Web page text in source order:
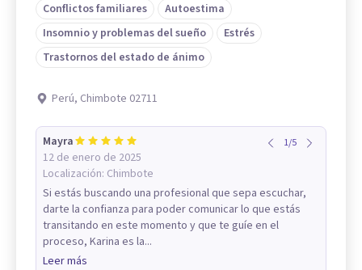
Conflictos familiares
Autoestima
Insomnio y problemas del sueño
Estrés
Trastornos del estado de ánimo
Perú, Chimbote 02711
Mayra
12 de enero de 2025
Localización: Chimbote
1/5
Si estás buscando una profesional que sepa escuchar,
darte la confianza para poder comunicar lo que estás
transitando en este momento y que te guíe en el
proceso, Karina es la...
Leer más